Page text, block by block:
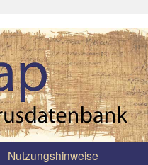
Nutzungshinweise